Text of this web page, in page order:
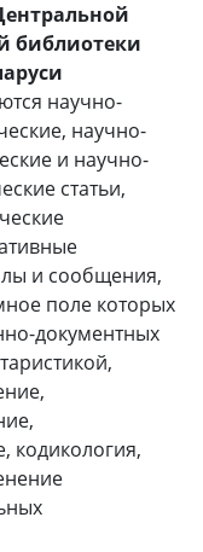
библиотеки
научно-
научно-
и научно-
статьи,
и сообщения,
поле которых
документных
кодикология,